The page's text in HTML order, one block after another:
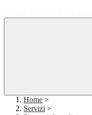
Home >
Servizi >